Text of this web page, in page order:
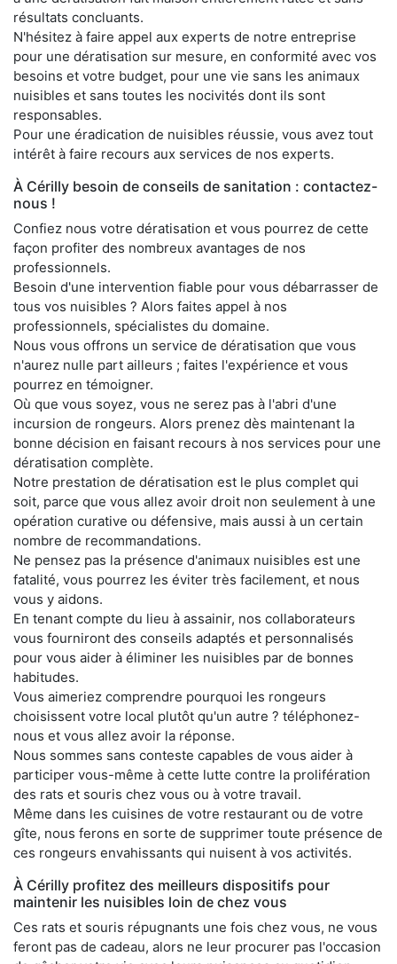
résultats concluants.
N'hésitez à faire appel aux experts de notre entreprise
pour une dératisation sur mesure, en conformité avec vos
besoins et votre budget, pour une vie sans les animaux
nuisibles et sans toutes les nocivités dont ils sont
responsables.
Pour une éradication de nuisibles réussie, vous avez tout
intérêt à faire recours aux services de nos experts.
À Cérilly besoin de conseils de sanitation : contactez-
nous !
Confiez nous votre dératisation et vous pourrez de cette
façon profiter des nombreux avantages de nos
professionnels.
Besoin d'une intervention fiable pour vous débarrasser de
tous vos nuisibles ? Alors faites appel à nos
professionnels, spécialistes du domaine.
Nous vous offrons un service de dératisation que vous
n'aurez nulle part ailleurs ; faites l'expérience et vous
pourrez en témoigner.
Où que vous soyez, vous ne serez pas à l'abri d'une
incursion de rongeurs. Alors prenez dès maintenant la
bonne décision en faisant recours à nos services pour une
dératisation complète.
Notre prestation de dératisation est le plus complet qui
soit, parce que vous allez avoir droit non seulement à une
opération curative ou défensive, mais aussi à un certain
nombre de recommandations.
Ne pensez pas la présence d'animaux nuisibles est une
fatalité, vous pourrez les éviter très facilement, et nous
vous y aidons.
En tenant compte du lieu à assainir, nos collaborateurs
vous fourniront des conseils adaptés et personnalisés
pour vous aider à éliminer les nuisibles par de bonnes
habitudes.
Vous aimeriez comprendre pourquoi les rongeurs
choisissent votre local plutôt qu'un autre ? téléphonez-
nous et vous allez avoir la réponse.
Nous sommes sans conteste capables de vous aider à
participer vous-même à cette lutte contre la prolifération
des rats et souris chez vous ou à votre travail.
Même dans les cuisines de votre restaurant ou de votre
gîte, nous ferons en sorte de supprimer toute présence de
ces rongeurs envahissants qui nuisent à vos activités.
À Cérilly profitez des meilleurs dispositifs pour
maintenir les nuisibles loin de chez vous
Ces rats et souris répugnants une fois chez vous, ne vous
feront pas de cadeau, alors ne leur procurer pas l'occasion